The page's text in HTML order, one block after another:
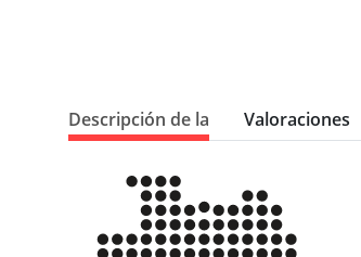
Descripción de la Valoraciones